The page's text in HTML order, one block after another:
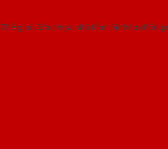
Thế giới Cửa nhựa nhà tắm lõi thép chống